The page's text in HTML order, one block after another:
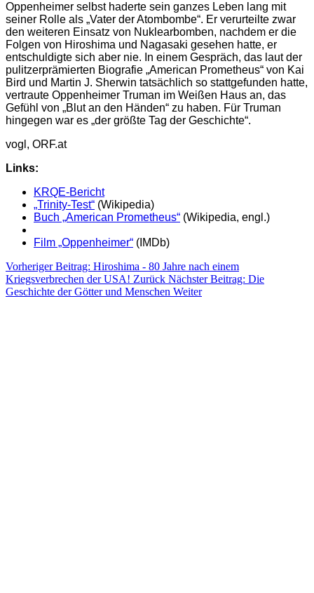
Oppenheimer selbst haderte sein ganzes Leben lang mit
seiner Rolle als „Vater der Atombombe“. Er verurteilte zwar
den weiteren Einsatz von Nuklearbomben, nachdem er die
Folgen von Hiroshima und Nagasaki gesehen hatte, er
entschuldigte sich aber nie. In einem Gespräch, das laut der
pulitzerprämierten Biografie „American Prometheus“ von Kai
Bird und Martin J. Sherwin tatsächlich so stattgefunden hatte,
vertraute Oppenheimer Truman im Weißen Haus an, das
Gefühl von „Blut an den Händen“ zu haben. Für Truman
hingegen war es „der größte Tag der Geschichte“.
vogl, ORF.at
Links:
KRQE-Bericht
„Trinity-Test“ (Wikipedia)
Buch „American Prometheus“ (Wikipedia, engl.)
Film „Oppenheimer“ (IMDb)
Vorheriger Beitrag: Hiroshima - 80 Jahre nach einem
Kriegsverbrechen der USA! Zurück Nächster Beitrag: Die
Geschichte der Götter und Menschen Weiter